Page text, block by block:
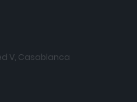
V, Casablanca